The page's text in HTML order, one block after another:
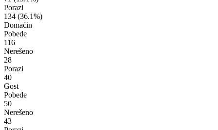
Porazi
134 (36.1%)
Domaćin
Pobede
116
Nerešeno
28
Porazi
40
Gost
Pobede
50
Nerešeno
43